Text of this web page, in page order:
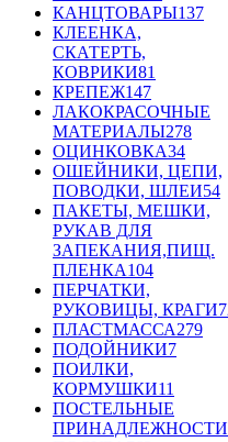
КАНЦТОВАРЫ137
КЛЕЕНКА,
СКАТЕРТЬ,
КОВРИКИ81
КРЕПЕЖ147
ЛАКОКРАСОЧНЫЕ
МАТЕРИАЛЫ278
ОЦИНКОВКА34
ОШЕЙНИКИ, ЦЕПИ,
ПОВОДКИ, ШЛЕИ54
ПАКЕТЫ, МЕШКИ,
РУКАВ ДЛЯ
ЗАПЕКАНИЯ,ПИЩ.
ПЛЕНКА104
ПЕРЧАТКИ,
РУКОВИЦЫ, КРАГИ72
ПЛАСТМАССА279
ПОДОЙНИКИ7
ПОИЛКИ,
КОРМУШКИ11
ПОСТЕЛЬНЫЕ
ПРИНАДЛЕЖНОСТИ1